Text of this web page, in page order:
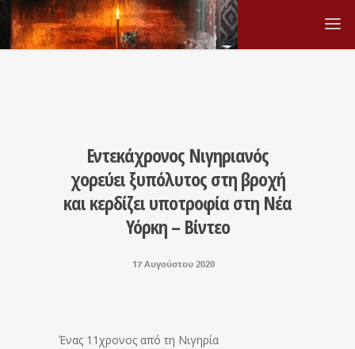
Εντεκάχρονος Νιγηριανός
χορεύει ξυπόλυτος στη βροχή
και κερδίζει υποτροφία στη Νέα
Υόρκη – Βίντεο
17 Αυγούστου 2020
Ένας 11χρονος από τη Νιγηρία